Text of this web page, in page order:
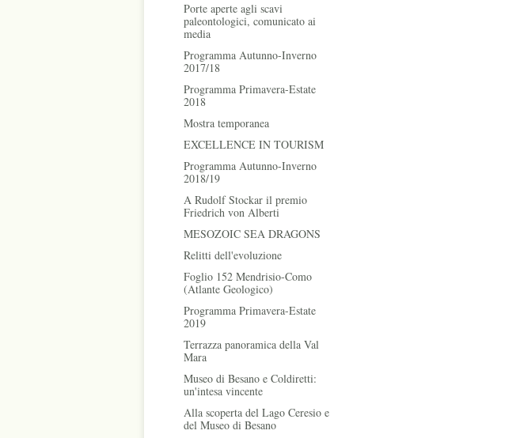
Porte aperte agli scavi
paleontologici, comunicato ai
media
Programma Autunno-Inverno
2017/18
Programma Primavera-Estate
2018
Mostra temporanea
EXCELLENCE IN TOURISM
Programma Autunno-Inverno
2018/19
A Rudolf Stockar il premio
Friedrich von Alberti
MESOZOIC SEA DRAGONS
Relitti dell'evoluzione
Foglio 152 Mendrisio-Como
(Atlante Geologico)
Programma Primavera-Estate
2019
Terrazza panoramica della Val
Mara
Museo di Besano e Coldiretti:
un'intesa vincente
Alla scoperta del Lago Ceresio e
del Museo di Besano